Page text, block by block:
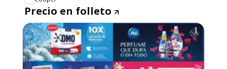
Precio en folleto